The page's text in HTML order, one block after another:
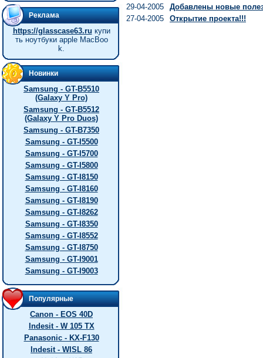
Реклама
https://glasscase63.ru купи
ть ноутбуки apple MacBoo
k.
Новинки
Samsung - GT-B5510
(Galaxy Y Pro)
Samsung - GT-B5512
(Galaxy Y Pro Duos)
Samsung - GT-B7350
Samsung - GT-I5500
Samsung - GT-I5700
Samsung - GT-I5800
Samsung - GT-I8150
Samsung - GT-I8160
Samsung - GT-I8190
Samsung - GT-I8262
Samsung - GT-I8350
Samsung - GT-I8552
Samsung - GT-I8750
Samsung - GT-I9001
Samsung - GT-I9003
Популярные
Canon - EOS 40D
Indesit - W 105 TX
Panasonic - KX-F130
Indesit - WISL 86
29-04-2005
Добавлены новые
27-04-2005
Открытие проекта!!!